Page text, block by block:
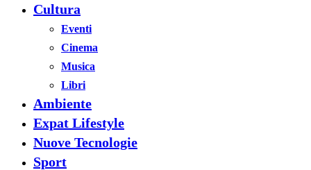
Cultura
Eventi
Cinema
Musica
Libri
Ambiente
Expat Lifestyle
Nuove Tecnologie
Sport